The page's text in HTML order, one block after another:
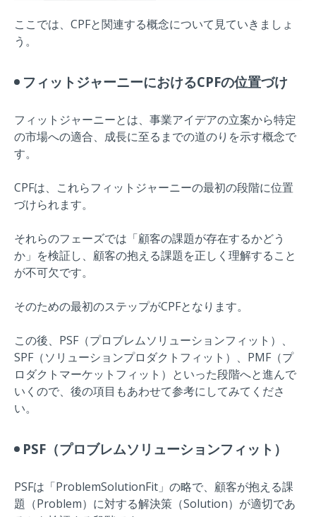
ここでは、CPFと関連する概念について見ていきましょ
う。
フィットジャーニーにおけるCPFの位置づけ
フィットジャーニーとは、事業アイデアの立案から特定
の市場への適合、成長に至るまでの道のりを示す概念で
す。
CPFは、これらフィットジャーニーの最初の段階に位置
づけられます。
それらのフェーズでは「顧客の課題が存在するかどう
か」を検証し、顧客の抱える課題を正しく理解すること
が不可欠です。
そのための最初のステップがCPFとなります。
この後、PSF（プロブレムソリューションフィット）、
SPF（ソリューションプロダクトフィット）、PMF（プ
ロダクトマーケットフィット）といった段階へと進んで
いくので、後の項目もあわせて参考にしてみてくださ
い。
PSF（プロブレムソリューションフィット）
PSFは「ProblemSolutionFit」の略で、顧客が抱える課
題（Problem）に対する解決策（Solution）が適切であ